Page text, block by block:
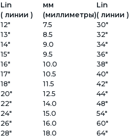
Lin
мм Lin
( линии )
(миллиметры)( линии )
12"
7.5 30"
13"
8.5 32"
14"
9.0 34"
15"
9.5 36"
16"
10.0 38"
17"
10.5 40"
18"
11.5 42"
20"
12.5 44"
22"
14.0 48"
24"
15.0 54"
26"
16.0 60"
28"
18.0 64"